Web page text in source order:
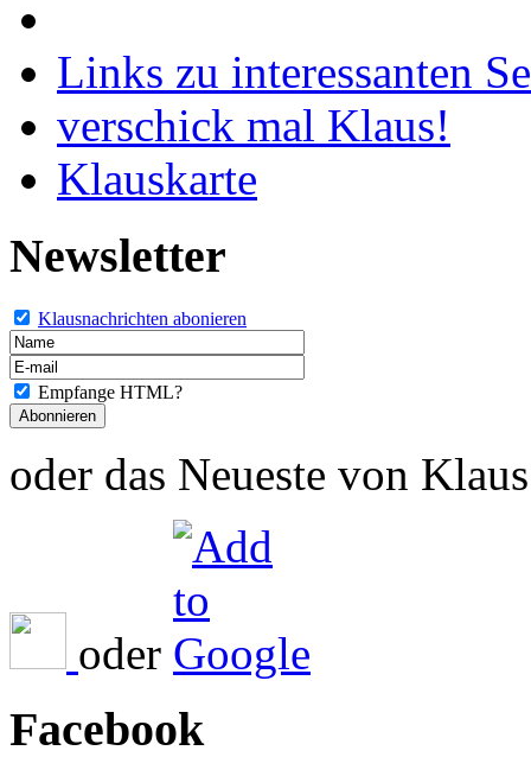
Links zu interessanten
verschick mal Klaus!
Klauskarte
Newsletter
Klausnachrichten abonieren
Empfange HTML?
oder das Neueste von
oder
Facebook